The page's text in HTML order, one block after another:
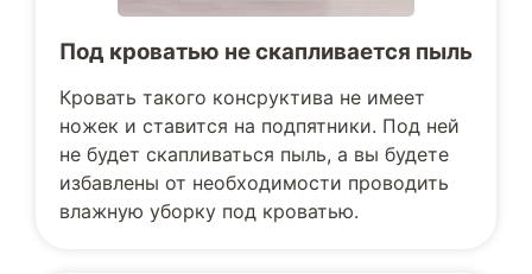
Под кроватью не скапливается пыль
Кровать такого консруктива не имеет
ножек и ставится на подпятники. Под ней
не будет скапливаться пыль, а вы будете
избавлены от необходимости проводить
влажную уборку под кроватью.